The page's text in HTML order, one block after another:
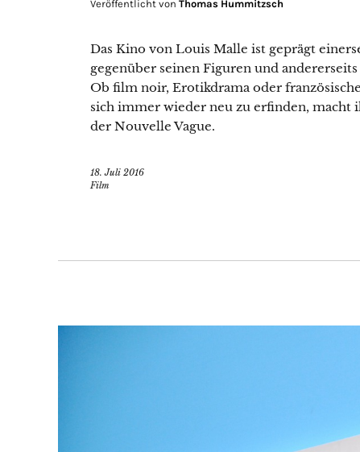
Veröffentlicht von Thomas Hummitzsch
Das Kino von Louis Malle ist geprägt
gegenüber seinen Figuren und
Ob film noir, Erotikdrama oder
sich immer wieder neu zu erfinden, macht
der Nouvelle Vague.
18. Juli 2016
Film